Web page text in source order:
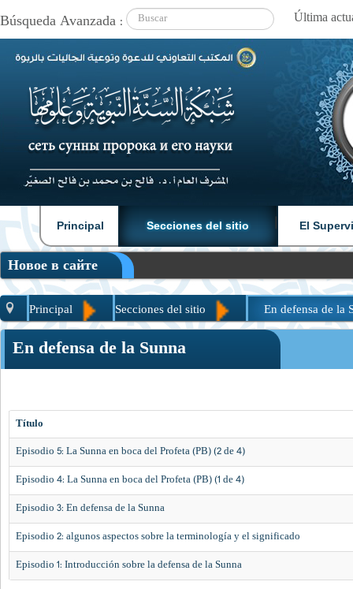
Búsqueda Avanzada :
Principal Secciones del sitio | El
Новое в сайте
Principal Secciones del sitio En defensa de la
En defensa de la Sunna
Título
Episodio 5: La Sunna en boca del Profeta (PB) (2 de 4)
Episodio 4: La Sunna en boca del Profeta (PB) (1 de 4)
Episodio 3: En defensa de la Sunna
Episodio 2: algunos aspectos sobre la terminología y el significado
Episodio 1: Introducción sobre la defensa de la Sunna